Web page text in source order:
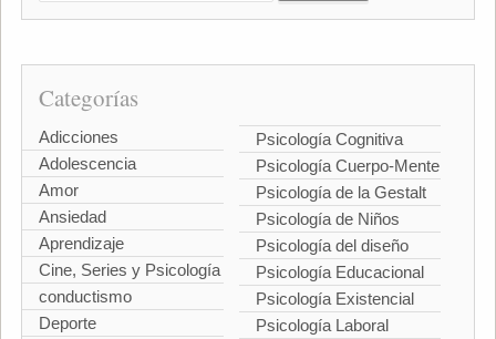
Categorías
Adicciones
Adolescencia
Amor
Ansiedad
Aprendizaje
Cine, Series y Psicología
conductismo
Deporte
Psicología Cognitiva
Psicología Cuerpo-Mente
Psicología de la Gestalt
Psicología de Niños
Psicología del diseño
Psicología Educacional
Psicología Existencial
Psicología Laboral